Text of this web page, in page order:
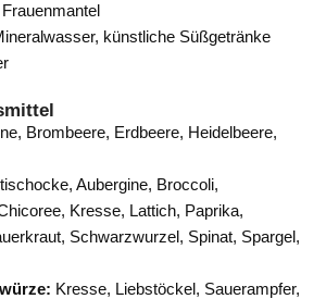
Frauenmantel
künstliche Süßgetränke
Brombeere, Erdbeere, Heidelbeere,
Aubergine, Broccoli,
Kresse, Lattich, Paprika,
Schwarzwurzel, Spinat, Spargel,
Kresse, Liebstöckel, Sauerampfer,